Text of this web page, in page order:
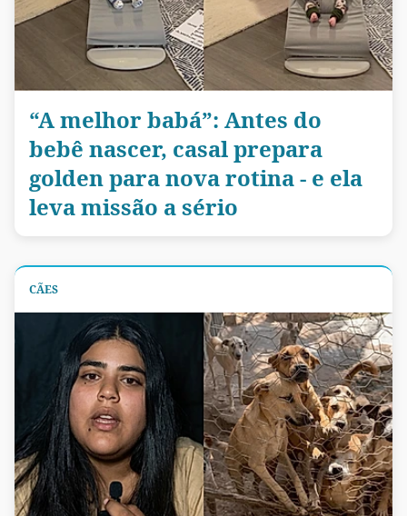
“A melhor babá”: Antes do
bebê nascer, casal prepara
golden para nova rotina - e ela
leva missão a sério
CÃES